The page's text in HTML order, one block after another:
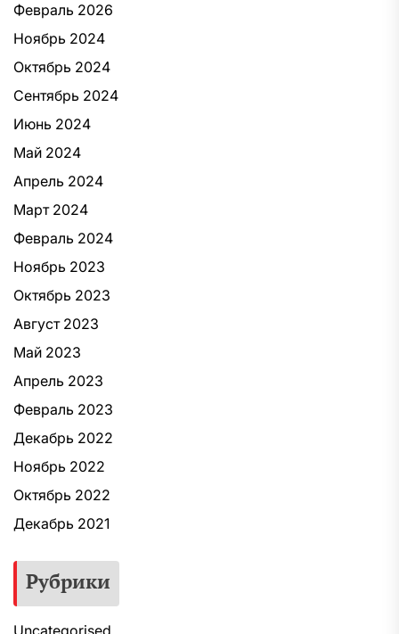
Февраль 2026
Ноябрь 2024
Октябрь 2024
Сентябрь 2024
Июнь 2024
Май 2024
Апрель 2024
Март 2024
Февраль 2024
Ноябрь 2023
Октябрь 2023
Август 2023
Май 2023
Апрель 2023
Февраль 2023
Декабрь 2022
Ноябрь 2022
Октябрь 2022
Декабрь 2021
Рубрики
Uncategorised